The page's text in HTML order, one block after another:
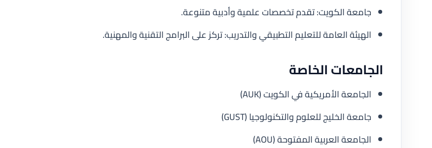
جامعة الكويت: تقدم تخصصات علمية وأدبية متنوعة.
الهيئة العامة للتعليم التطبيقي والتدريب: تركز على البرامج التقنية والمهنية.
الجامعات الخاصة
الجامعة الأمريكية في الكويت (AUK)
جامعة الخليج للعلوم والتكنولوجيا (GUST)
الجامعة العربية المفتوحة (AOU)